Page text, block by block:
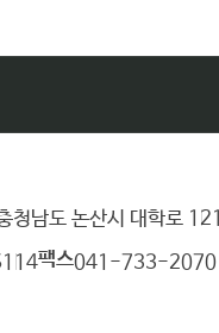
청남도 논산시 대학로 121
팩스 041-733-2070